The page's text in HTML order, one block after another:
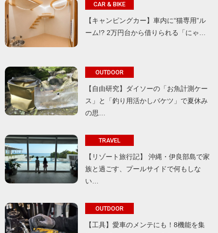
CAR & BIKE
【キャンピングカー】車内に“猫専用”ル
ーム!? 2万円台から借りられる「にゃ…
OUTDOOR
【自由研究】ダイソーの「お魚計測ケー
ス」と「釣り用活かしバケツ」で夏休み
の思…
TRAVEL
【リゾート旅行記】 沖縄・伊良部島で家
族と過ごす、プールサイドで何もしな
い…
OUTDOOR
【工具】愛車のメンテにも！8機能を集